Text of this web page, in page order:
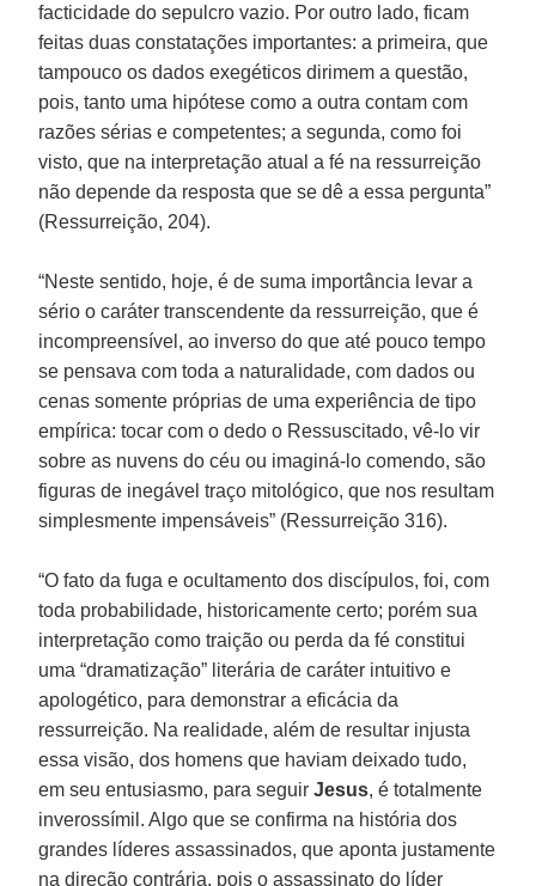
facticidade do sepulcro vazio. Por outro lado, ficam
feitas duas constatações importantes: a primeira, que
tampouco os dados exegéticos dirimem a questão,
pois, tanto uma hipótese como a outra contam com
razões sérias e competentes; a segunda, como foi
visto, que na interpretação atual a fé na ressurreição
não depende da resposta que se dê a essa pergunta”
(Ressurreição, 204).
“Neste sentido, hoje, é de suma importância levar a
sério o caráter transcendente da ressurreição, que é
incompreensível, ao inverso do que até pouco tempo
se pensava com toda a naturalidade, com dados ou
cenas somente próprias de uma experiência de tipo
empírica: tocar com o dedo o Ressuscitado, vê-lo vir
sobre as nuvens do céu ou imaginá-lo comendo, são
figuras de inegável traço mitológico, que nos resultam
simplesmente impensáveis” (Ressurreição 316).
“O fato da fuga e ocultamento dos discípulos, foi, com
toda probabilidade, historicamente certo; porém sua
interpretação como traição ou perda da fé constitui
uma “dramatização” literária de caráter intuitivo e
apologético, para demonstrar a eficácia da
ressurreição. Na realidade, além de resultar injusta
essa visão, dos homens que haviam deixado tudo,
em seu entusiasmo, para seguirJesus, é totalmente
inverossímil. Algo que se confirma na história dos
grandes líderes assassinados, que aponta justamente
na direção contrária, pois o assassinato do líder